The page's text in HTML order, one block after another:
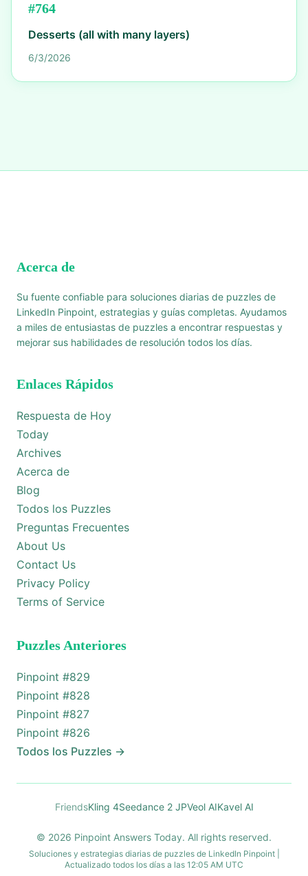
#764
Desserts (all with many layers)
6/3/2026
Acerca de
Su fuente confiable para soluciones diarias de puzzles de
LinkedIn Pinpoint, estrategias y guías completas. Ayudamos
a miles de entusiastas de puzzles a encontrar respuestas y
mejorar sus habilidades de resolución todos los días.
Enlaces Rápidos
Respuesta de Hoy
Today
Archives
Acerca de
Blog
Todos los Puzzles
Preguntas Frecuentes
About Us
Contact Us
Privacy Policy
Terms of Service
Puzzles Anteriores
Pinpoint #829
Pinpoint #828
Pinpoint #827
Pinpoint #826
Todos los Puzzles →
FriendsKling 4Seedance 2 JPVeol AIKavel AI
© 2026 Pinpoint Answers Today. All rights reserved.
Soluciones y estrategias diarias de puzzles de LinkedIn Pinpoint |
Actualizado todos los días a las 12:05 AM UTC